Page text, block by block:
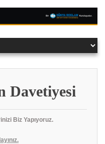
Davetiyesi
Biz Yapıyoruz.